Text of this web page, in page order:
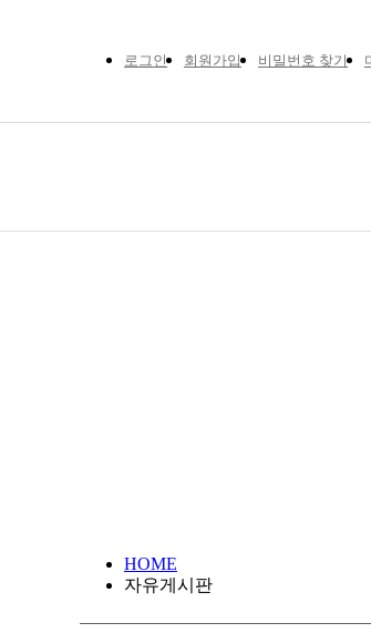
로그인 회원가입 비밀번호 찾기
HOME
자유게시판